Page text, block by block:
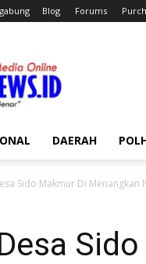
Blog Forums
DAERAH
Sido Makmur Di Menangkan